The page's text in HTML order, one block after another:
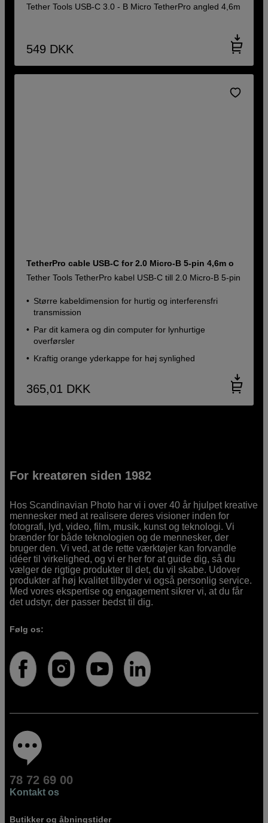
Tether Tools USB-C 3.0 - B Micro TetherPro angled 4,6m
549 DKK
TetherPro cable USB-C for 2.0 Micro-B 5-pin 4,6m o
Tether Tools TetherPro kabel USB-C till 2.0 Micro-B 5-pin
Større kabeldimension for hurtig og interferensfri
transmission
Par dit kamera og din computer for lynhurtige
overførsler
Kraftig orange yderkappe for høj synlighed
365,01 DKK
For kreatøren siden 1982
Hos Scandinavian Photo har vi i over 40 år hjulpet kreative
mennesker med at realisere deres visioner inden for
fotografi, lyd, video, film, musik, kunst og teknologi. Vi
brænder for både teknologien og de mennesker, der
bruger den. Vi ved, at de rette værktøjer kan forvandle
idéer til virkelighed, og vi er her for at guide dig, så du
vælger de rigtige produkter til det, du vil skabe. Udover
produkter af høj kvalitet tilbyder vi også personlig service.
Med vores ekspertise og engagement sikrer vi, at du får
det udstyr, der passer bedst til dig.
Følg os:
78 72 69 00
Kontakt os
Butikker og åbningstider